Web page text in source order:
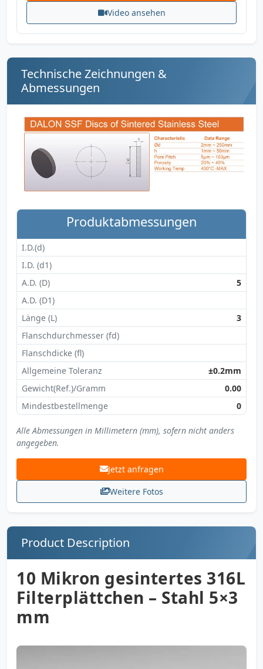
Video ansehen
Technische Zeichnungen &
Abmessungen
Produktabmessungen
I.D.(d)
I.D. (d1)
A.D. (D)
5
A.D. (D1)
Länge (L)
3
Flanschdurchmesser (fd)
Flanschdicke (fl)
Allgemeine Toleranz
±0.2mm
Gewicht(Ref.)/Gramm
0.00
Mindestbestellmenge
0
Alle Abmessungen in Millimetern (mm), sofern nicht anders
angegeben.
Jetzt anfragen
Weitere Fotos
Product Description
10 Mikron gesintertes 316L
Filterplättchen – Stahl 5×3
mm